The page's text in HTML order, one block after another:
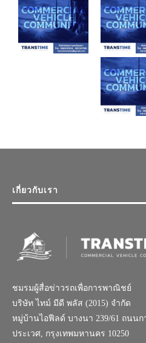
เกี่ยวกับเรา
ชมรมผู้สื่อข่าวรถเพื่อการพาณิชย์
บริษัท ไทม์ มีดี พลัส (2015) จำกัด
หมู่บ้านไอฟีลด์ บางนา 239/61 ถนน
ประเวศ, กรุงเทพมหานคร 10250